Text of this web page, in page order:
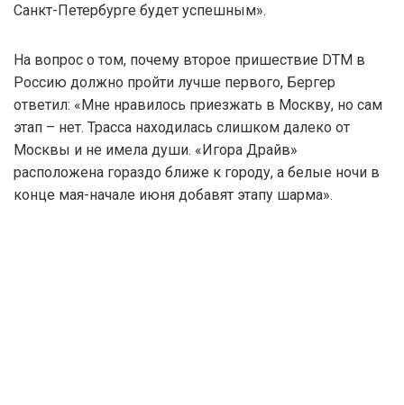
Санкт-Петербурге будет успешным».
На вопрос о том, почему второе пришествие DTM в
Россию должно пройти лучше первого, Бергер
ответил: «Мне нравилось приезжать в Москву, но сам
этап – нет. Трасса находилась слишком далеко от
Москвы и не имела души. «Игора Драйв»
расположена гораздо ближе к городу, а белые ночи в
конце мая-начале июня добавят этапу шарма».